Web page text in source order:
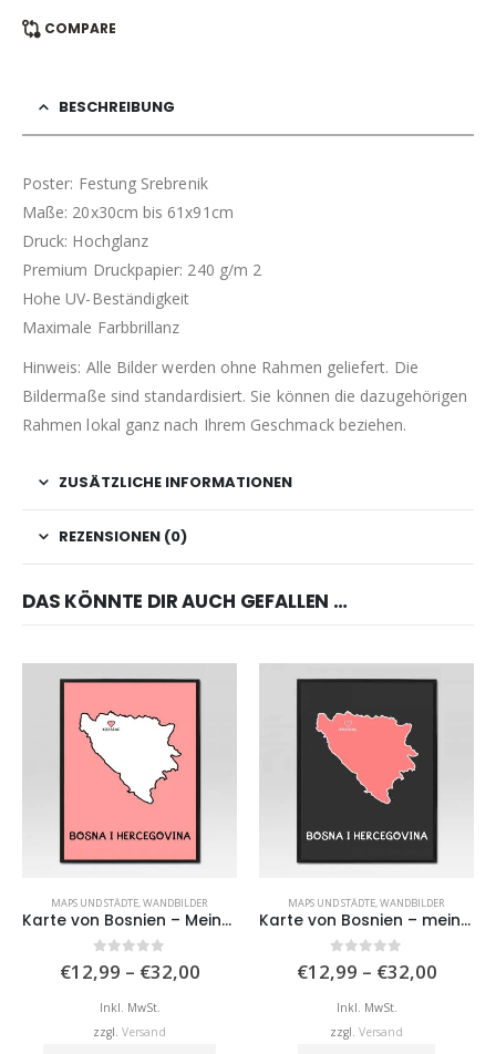
COMPARE
BESCHREIBUNG
Poster: Festung Srebrenik
Maße: 20x30cm bis 61x91cm
Druck: Hochglanz
Premium Druckpapier: 240 g/m 2
Hohe UV-Beständigkeit
Maximale Farbbrillanz
Hinweis: Alle Bilder werden ohne Rahmen geliefert. Die
Bildermaße sind standardisiert. Sie können die dazugehörigen
Rahmen lokal ganz nach Ihrem Geschmack beziehen.
ZUSÄTZLICHE INFORMATIONEN
REZENSIONEN (0)
DAS KÖNNTE DIR AUCH GEFALLEN …
MAPS UND STÄDTE,WANDBILDER
Karte von Bosnien – Meine Stadt
0von 5
€12,99 – €32,00Preisspanne:
Inkl. MwSt.
zzgl. Versand
MAPS UND STÄDTE,WANDBILDER
Karte von Bosnien – meine Stadt II
0von 5
€12,99 – €32,00
Inkl. MwSt.
zzgl. Versand